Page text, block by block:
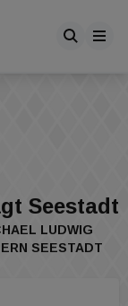
Seestadt
LUDWIG
SEESTADT